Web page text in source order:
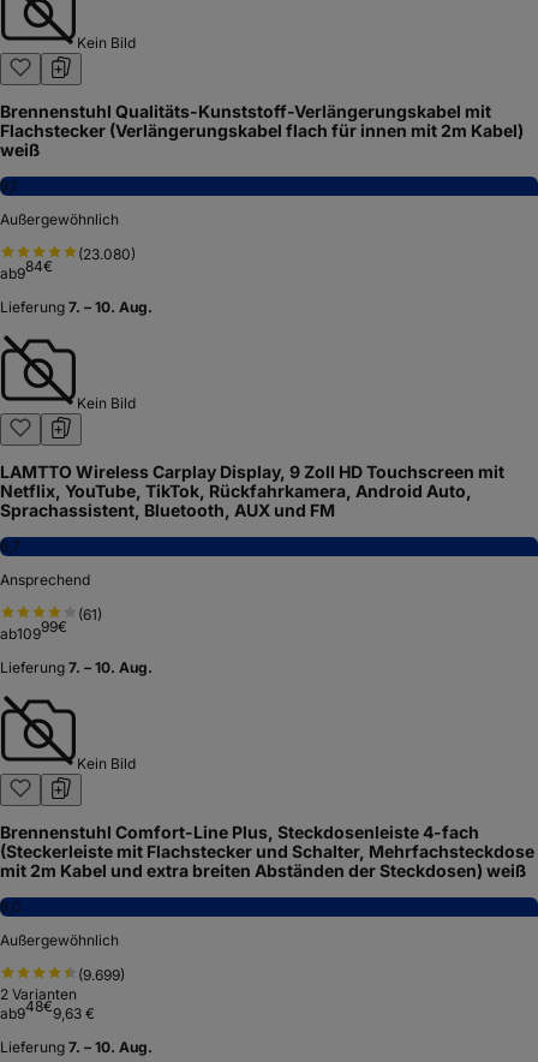
Kein Bild
Brennenstuhl Qualitäts-Kunststoff-Verlängerungskabel mit
Flachstecker (Verlängerungskabel flach für innen mit 2m Kabel)
weiß
9,1
Außergewöhnlich
(23.080)
ab984€
Lieferung 7. – 10. Aug.
Kein Bild
LAMTTO Wireless Carplay Display, 9 Zoll HD Touchscreen mit
Netflix, YouTube, TikTok, Rückfahrkamera, Android Auto,
Sprachassistent, Bluetooth, AUX und FM
6,7
Ansprechend
(61)
ab10999€
Lieferung 7. – 10. Aug.
Kein Bild
Brennenstuhl Comfort-Line Plus, Steckdosenleiste 4-fach
(Steckerleiste mit Flachstecker und Schalter, Mehrfachsteckdose
mit 2m Kabel und extra breiten Abständen der Steckdosen) weiß
9,0
Außergewöhnlich
(9.699)
2 Varianten
ab948€9,63 €
Lieferung 7. – 10. Aug.